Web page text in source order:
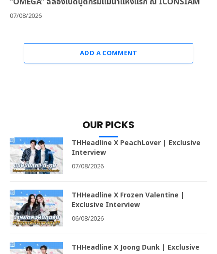
07/08/2026
ADD A COMMENT
OUR PICKS
THHeadline X PeachLover | Exclusive
Interview
07/08/2026
THHeadline X Frozen Valentine |
Exclusive Interview
06/08/2026
THHeadline X Joong Dunk | Exclusive